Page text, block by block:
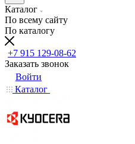
Каталог
По всему сайту
По каталогу
+7 915 129-08-62
Заказать звонок
Войти
Каталог